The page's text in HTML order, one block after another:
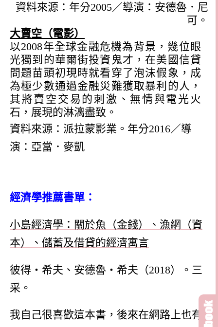
資料來源：年分2005／導演：安德魯．尼
可。
大賣空（電影）
以2008年全球金融危機為背景，幾位眼
光獨到的華爾街投資鬼才，在美國信貸
問題苗頭初現時就看穿了泡沫假象，成
為極少數通過金融災難獲取暴利的人，
其將賣空交易的刺激、無情與電光火
石，展現的淋漓盡致。
資料來源：派拉蒙影業。年分2016／導
演：亞當．麥凱
經濟學推薦書單：
小島經濟學：關於魚（金錢）、漁網（資
本）、儲蓄及借貸的經濟寓言
彼得‧希夫、安德魯‧希夫（2018）。三
采。
我自己很喜歡這本書，後來在網路上也有